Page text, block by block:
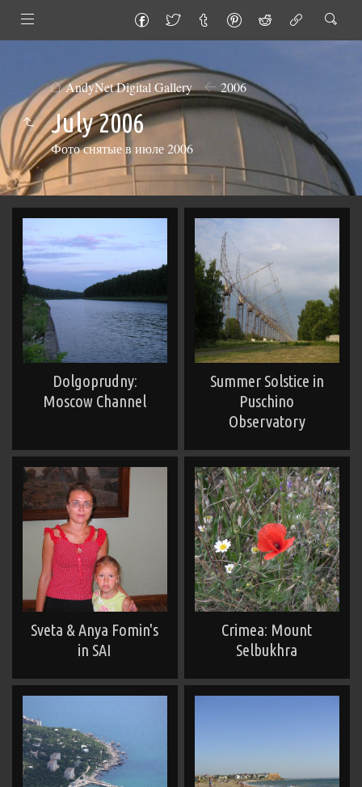
AndyNet Digital Gallery 2006
July 2006
Фото снятые в июле 2006
Dolgoprudny:
Moscow Channel
Summer Solstice in
Puschino
Observatory
Sveta & Anya Fomin's
in SAI
Crimea: Mount
Selbukhra